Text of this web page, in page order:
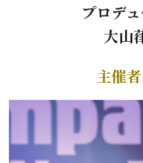
プロデ
大山
主催